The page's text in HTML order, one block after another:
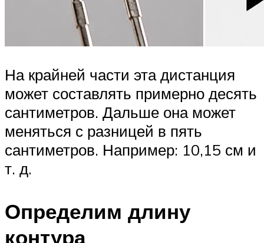
На крайней части эта дистанция
может составлять примерно десять
сантиметров. Дальше она может
меняться с разницей в пять
сантиметров. Например: 10,15 см и
т. д.
Определим длину
контура